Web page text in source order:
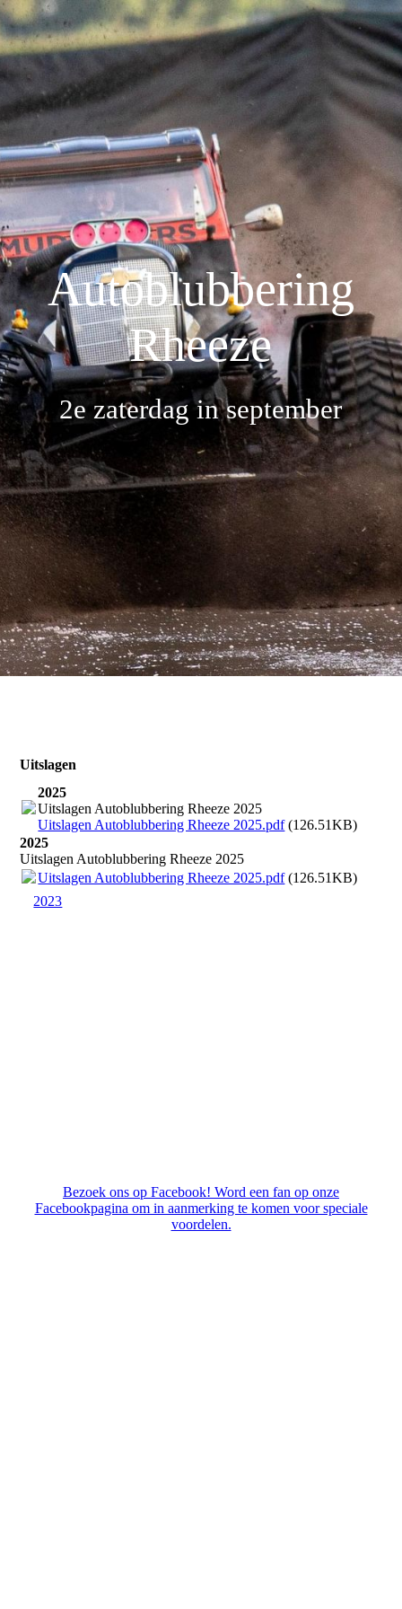
Autoblubbering
Rheeze
2e zaterdag in september
Uitslagen
2025
Uitslagen Autoblubbering Rheeze 2025
Uitslagen Autoblubbering Rheeze 2025.pdf(126.51KB)
2025
Uitslagen Autoblubbering Rheeze 2025
Uitslagen Autoblubbering Rheeze 2025.pdf(126.51KB)
2023
Bezoek ons op Facebook! Word een fan op onze
Facebookpagina om in aanmerking te komen voor speciale
voordelen.
Home
Inschrijven 2026
Deelnemers
Uitslagen
NK stand
Sponsoren
Reglement
Contact